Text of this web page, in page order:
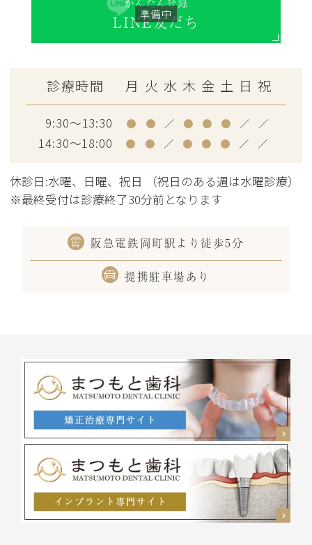
LINE友だち
診療時間 月 火 水 木 金 土 日 祝
9:30～13:30 ● ● ／ ● ● ● ／ ／
14:30～18:00 ● ● ／ ● ● ● ／ ／
休診日:水曜、日曜、祝日 （祝日のある週は水曜診療）
※最終受付は診療終了30分前となります
阪急電鉄岡町駅より徒歩5分
提携駐車場あり